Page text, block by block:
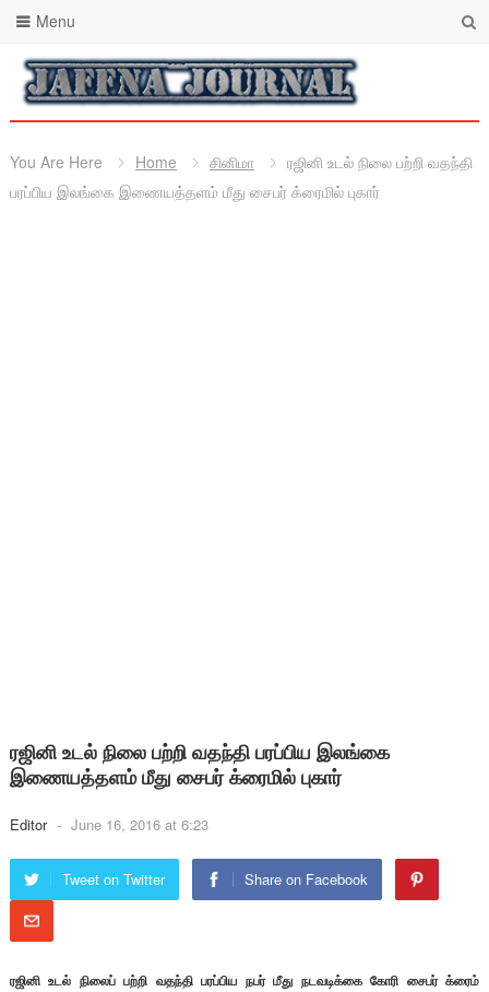
Menu
You Are Here Home சினிமா
ரஜினி உடல் நிலை பற்றி வதந்தி
பரப்பிய இலங்கை இணையத்தளம் மீது சைபர் க்ரைமில் புகார்
ரஜினி உடல் நிலை பற்றி வதந்தி பரப்பிய இலங்கை
இணையத்தளம் மீது சைபர் க்ரைமில் புகார்
Editor - June 16, 2016 at 6:23
Tweet on Twitter Share on Facebook
ரஜினி உடல் நிலைப் பற்றி வதந்தி பரப்பிய நபர் மீது நடவடிக்கை கோரி சைபர் க்ரைம்